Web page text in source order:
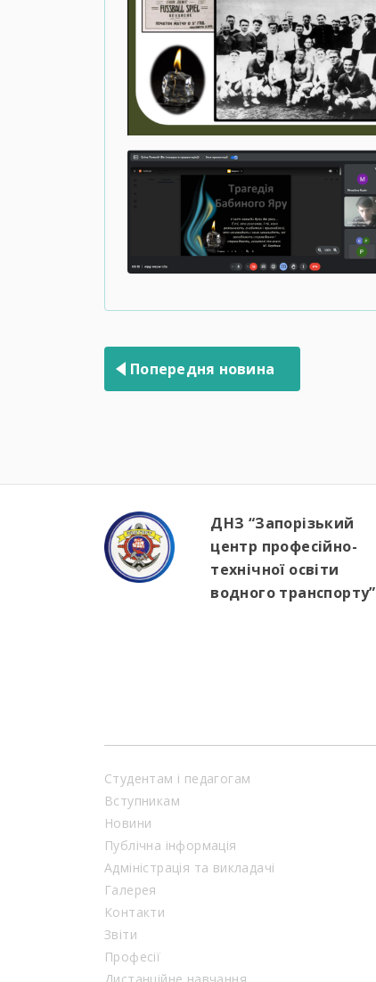
записів
Попередня новина
ДНЗ “Запорізький
центр професійно-
технічної освіти
водного транспорту”
Студентам і педагогам
Вступникам
Новини
Публічна інформація
Адміністрація та викладачі
Галерея
Контакти
Звіти
Професії